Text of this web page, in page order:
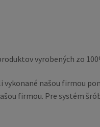
vyrobených zo
našou firmou
firmou. Pre systém